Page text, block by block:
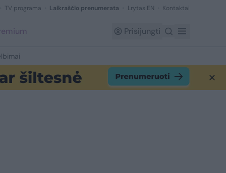
TV programa Laikraščio prenumerata Lrytas EN Kontaktai
Prisijungti